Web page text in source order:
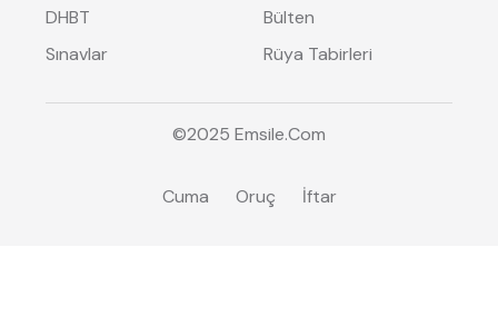
DHBT
Sınavlar
Bülten
Rüya Tabirleri
©2025 Emsile.Com
Cuma Oruç İftar